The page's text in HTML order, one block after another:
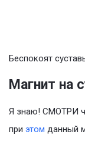
Беспокоят
Магнит на
Я знаю! СМОТРИ
при этом данный